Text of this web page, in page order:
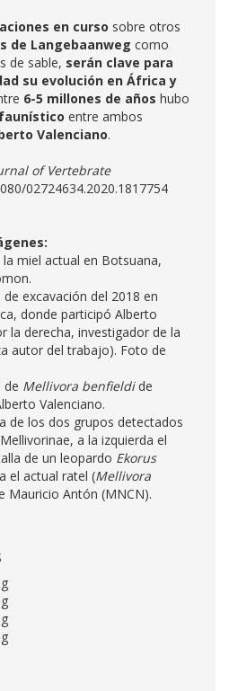
en curso sobre otros
de Langebaanweg como
de sable, serán clave para
su evolución en África y
6-5 millones de años hubo
entre ambos
Valenciano.
of Vertebrate
02724634.2020.1817754
miel actual en Botsuana,
excavación del 2018 en
donde participó Alberto
la derecha, investigador de la
autor del trabajo). Foto de
de Mellivora benfieldide
Valenciano.
de los dos grupos detectados
a la izquierda el
de un leopardo Ekorus
el actual ratel (Mellivora
Mauricio Antón (MNCN).